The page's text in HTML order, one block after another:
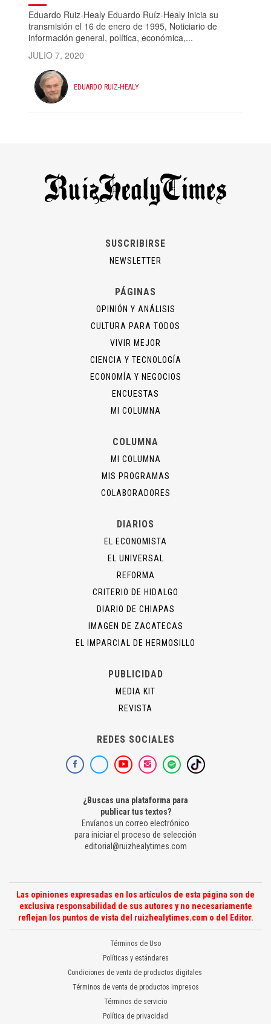
Eduardo Ruiz-Healy Eduardo Ruíz-Healy inicia su
transmisión el 16 de enero de 1995, Noticiario de
información general, política, económica,...
JULIO 7, 2020
EDUARDO RUIZ-HEALY
SUSCRIBIRSE
NEWSLETTER
PÁGINAS
OPINIÓN Y ANÁLISIS
CULTURA PARA TODOS
VIVIR MEJOR
CIENCIA Y TECNOLOGÍA
ECONOMÍA Y NEGOCIOS
ENCUESTAS
MI COLUMNA
COLUMNA
MI COLUMNA
MIS PROGRAMAS
COLABORADORES
DIARIOS
EL ECONOMISTA
EL UNIVERSAL
REFORMA
CRITERIO DE HIDALGO
DIARIO DE CHIAPAS
IMAGEN DE ZACATECAS
EL IMPARCIAL DE HERMOSILLO
PUBLICIDAD
MEDIA KIT
REVISTA
REDES SOCIALES
¿Buscas una plataforma para
publicar tus textos?
Envíanos un correo electrónico
para iniciar el proceso de selección
editorial@ruizhealytimes.com
Las opiniones expresadas en los artículos de esta página son de
exclusiva responsabilidad de sus autores y no necesariamente
reflejan los puntos de vista del ruizhealytimes.com o del Editor.
Términos de Uso
Políticas y estándares
Condiciones de venta de productos digitales
Términos de venta de productos impresos
Términos de servicio
Política de privacidad